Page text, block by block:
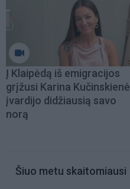
Į Klaipėdą iš emigracijos
grįžusi Karina Kučinskienė
įvardijo didžiausią savo
norą
Šiuo metu skaitomiausi